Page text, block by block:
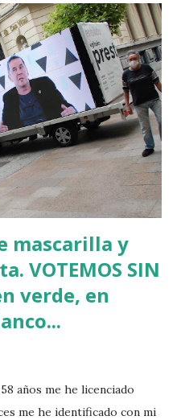
habilitado como colegio
haría declaraciones, ni
sabía nada, pero a alguno
se le notaba más que
Euskadi con ese partido de
de identidad el
y la defensa de la
NO LLEGÓ AL RÍO Los
mascarilla y
VOTEMOS SIN
verde, en
años me he licenciado
me he identificado con mi